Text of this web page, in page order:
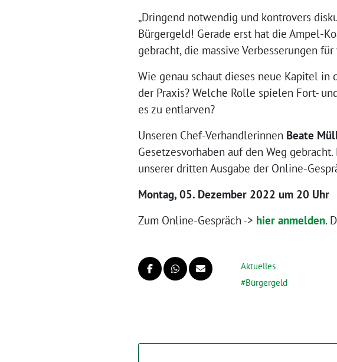
„Dringend notwendig und kontrovers
Bürgergeld! Gerade erst hat die Ampel-
gebracht, die massive Verbesserungen
Wie genau schaut dieses neue Kapitel in
der Praxis? Welche Rolle spielen Fort-
es zu entlarven?
Unseren Chef-Verhandlerinnen Beate
Gesetzesvorhaben auf den Weg
unserer dritten Ausgabe der Online-
Montag, 05. Dezember 2022 um 20 Uhr
Zum Online-Gespräch -> hier anmelden.
Aktuelles
Bürgergeld